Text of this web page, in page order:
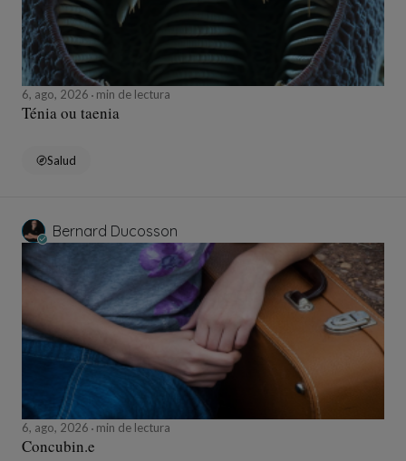
6, ago, 2026 min de lectura
Ténia ou taenia
Salud
Bernard Ducosson
6, ago, 2026 min de lectura
Concubin.e